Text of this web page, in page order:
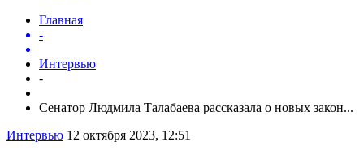
Главная
-
Интервью
-
Сенатор Людмила Талабаева рассказала о новых закон...
Интервью 12 октября 2023, 12:51